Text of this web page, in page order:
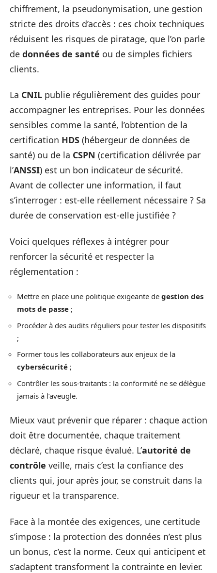
chiffrement, la pseudonymisation, une gestion
stricte des droits d’accès : ces choix techniques
réduisent les risques de piratage, que l’on parle
de données de santé ou de simples fichiers
clients.
La CNIL publie régulièrement des guides pour
accompagner les entreprises. Pour les données
sensibles comme la santé, l’obtention de la
certification HDS (hébergeur de données de
santé) ou de la CSPN (certification délivrée par
l’ANSSI) est un bon indicateur de sécurité.
Avant de collecter une information, il faut
s’interroger : est-elle réellement nécessaire ? Sa
durée de conservation est-elle justifiée ?
Voici quelques réflexes à intégrer pour
renforcer la sécurité et respecter la
réglementation :
Mettre en place une politique exigeante de gestion des
mots de passe ;
Procéder à des audits réguliers pour tester les dispositifs
;
Former tous les collaborateurs aux enjeux de la
cybersécurité ;
Contrôler les sous-traitants : la conformité ne se délègue
jamais à l’aveugle.
Mieux vaut prévenir que réparer : chaque action
doit être documentée, chaque traitement
déclaré, chaque risque évalué. L’autorité de
contrôle veille, mais c’est la confiance des
clients qui, jour après jour, se construit dans la
rigueur et la transparence.
Face à la montée des exigences, une certitude
s’impose : la protection des données n’est plus
un bonus, c’est la norme. Ceux qui anticipent et
s’adaptent transforment la contrainte en levier.